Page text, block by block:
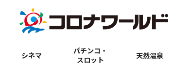
シネマ
パチンコ・
スロット
天然温泉